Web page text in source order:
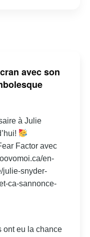
avec son
à Julie
Factor avec
en-
julie-snyder-
ca-sannonce-
ont eu la chance